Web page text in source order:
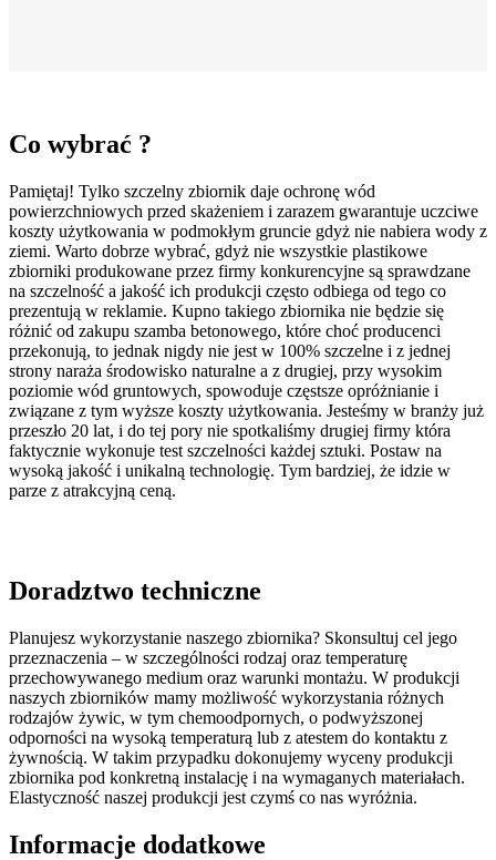
Co wybrać ?
Pamiętaj! Tylko szczelny zbiornik daje ochronę wód
powierzchniowych przed skażeniem i zarazem gwarantuje uczciwe
koszty użytkowania w podmokłym gruncie gdyż nie nabiera wody z
ziemi. Warto dobrze wybrać, gdyż nie wszystkie plastikowe
zbiorniki produkowane przez firmy konkurencyjne są sprawdzane
na szczelność a jakość ich produkcji często odbiega od tego co
prezentują w reklamie. Kupno takiego zbiornika nie będzie się
różnić od zakupu szamba betonowego, które choć producenci
przekonują, to jednak nigdy nie jest w 100% szczelne i z jednej
strony naraża środowisko naturalne a z drugiej, przy wysokim
poziomie wód gruntowych, spowoduje częstsze opróżnianie i
związane z tym wyższe koszty użytkowania. Jesteśmy w branży już
przeszło 20 lat, i do tej pory nie spotkaliśmy drugiej firmy która
faktycznie wykonuje test szczelności każdej sztuki. Postaw na
wysoką jakość i unikalną technologię. Tym bardziej, że idzie w
parze z atrakcyjną ceną.
Doradztwo techniczne
Planujesz wykorzystanie naszego zbiornika? Skonsultuj cel jego
przeznaczenia – w szczególności rodzaj oraz temperaturę
przechowywanego medium oraz warunki montażu. W produkcji
naszych zbiorników mamy możliwość wykorzystania różnych
rodzajów żywic, w tym chemoodpornych, o podwyższonej
odporności na wysoką temperaturą lub z atestem do kontaktu z
żywnością. W takim przypadku dokonujemy wyceny produkcji
zbiornika pod konkretną instalację i na wymaganych materiałach.
Elastyczność naszej produkcji jest czymś co nas wyróżnia.
Informacje dodatkowe